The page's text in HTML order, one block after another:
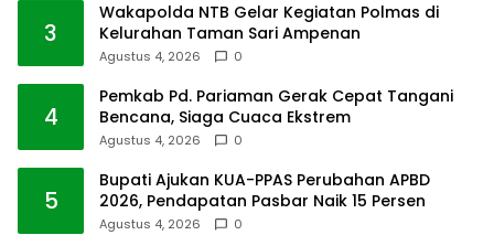
3
Wakapolda NTB Gelar Kegiatan Polmas di
Kelurahan Taman Sari Ampenan
Agustus 4, 2026 0
4
Pemkab Pd. Pariaman Gerak Cepat Tangani
Bencana, Siaga Cuaca Ekstrem
Agustus 4, 2026 0
5
Bupati Ajukan KUA-PPAS Perubahan APBD
2026, Pendapatan Pasbar Naik 15 Persen
Agustus 4, 2026 0